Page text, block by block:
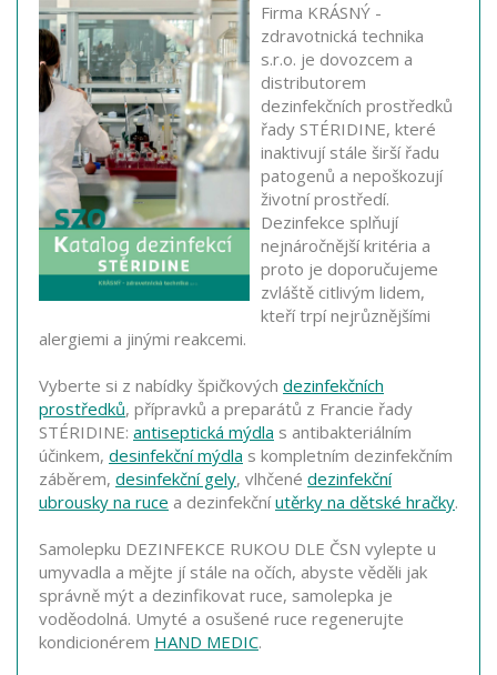
Firma KRÁSNÝ -
zdravotnická technika
s.r.o. je dovozcem a
distributorem
dezinfekčních prostředků
řady STÉRIDINE, které
inaktivují stále širší řadu
patogenů a nepoškozují
životní prostředí.
Dezinfekce splňují
nejnáročnější kritéria a
proto je doporučujeme
zvláště citlivým lidem,
kteří trpí nejrůznějšími
alergiemi a jinými reakcemi.
Vyberte si z nabídky špičkových dezinfekčních
prostředků, přípravků a preparátů z Francie řady
STÉRIDINE: antiseptická mýdla s antibakteriálním
účinkem, desinfekční mýdla s kompletním dezinfekčním
záběrem, desinfekční gely, vlhčené dezinfekční
ubrousky na ruce a dezinfekčníutěrky na dětské hračky.
Samolepku DEZINFEKCE RUKOU DLE ČSN vylepte u
umyvadla a mějte jí stále na očích, abyste věděli jak
správně mýt a dezinfikovat ruce, samolepka je
voděodolná. Umyté a osušené ruce regenerujte
kondicionérem HAND MEDIC.